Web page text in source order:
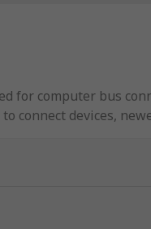
for computer bus
connect devices,